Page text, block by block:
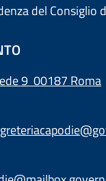
del Consiglio
9 00187 Roma